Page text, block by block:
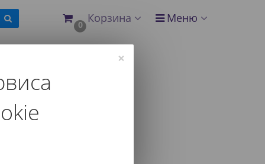
0 Корзина Меню
другим параметрам.
×